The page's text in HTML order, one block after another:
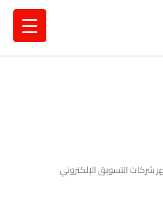
شركات التسويق الإلكتروني